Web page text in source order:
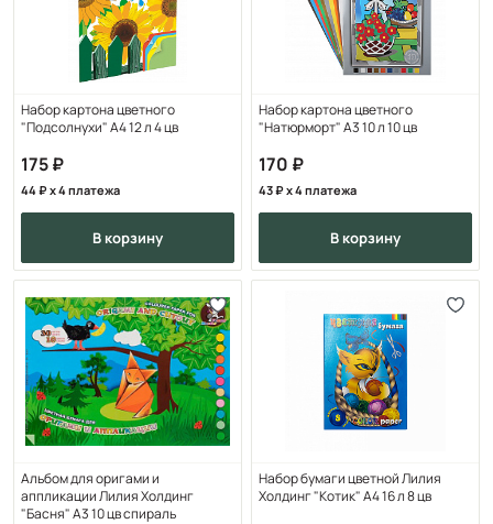
Набор картона цветного
"Подсолнухи" А4 12 л 4 цв
175
44 x 4 платежа
в корзину
Набор картона цветного
"Натюрморт" А3 10 л 10 цв
170
43 x 4 платежа
в корзину
Альбом для оригами и
аппликации Лилия Холдинг
"Басня" А3 10 цв спираль
Набор бумаги цветной Лилия
Холдинг "Котик" А4 16 л 8 цв